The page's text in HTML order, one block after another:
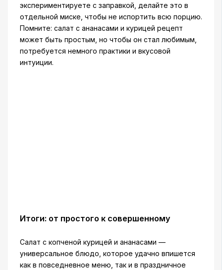
экспериментируете с заправкой, делайте это в
отдельной миске, чтобы не испортить всю порцию.
Помните: салат с ананасами и курицей рецепт
может быть простым, но чтобы он стал любимым,
потребуется немного практики и вкусовой
интуиции.
Итоги: от простого к совершенному
Салат с копченой курицей и ананасами —
универсальное блюдо, которое удачно впишется
как в повседневное меню, так и в праздничное